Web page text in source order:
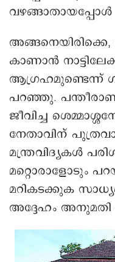
കാണാൻ
ആഗ്രഹമുണ്ടെന്ന്
പറഞ്ഞു.
ജീവിച്ച
നേതാവിന്
മന്ത്രവിദ്യകൾ
മറ്റൊരാളോടും
മറികടക്കുക
അദ്ദേഹം അനുമതി